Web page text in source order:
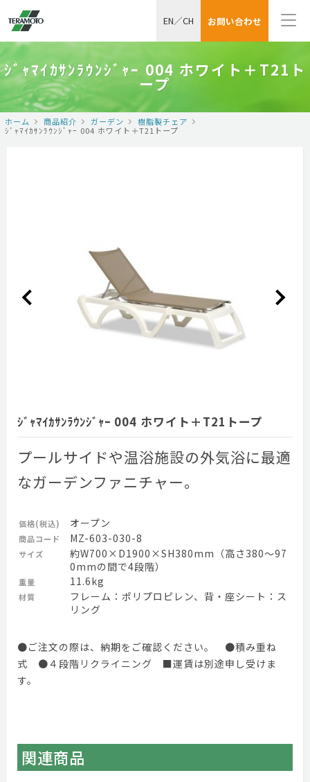
お問い合わせ
EN／CH
ｼﾞｬﾏｲｶｻﾝﾗｳﾝｼﾞｬｰ 004 ホワイト＋T21ト
ープ
ホーム 商品紹介 ガーデン
樹脂製チェア
ｼﾞｬﾏｲｶｻﾝﾗｳﾝｼﾞｬｰ 004 ホワイト＋T21トープ
ｼﾞｬﾏｲｶｻﾝﾗｳﾝｼﾞｬｰ 004 ホワイト＋T21トープ
プールサイドや温浴施設の外気浴に最適
なガーデンファニチャー。
価格(税込) オープン
商品コード MZ-603-030-8
サイズ
約W700×D1900×SH380mm（高さ380～97
0mmの間で4段階）
重量 11.6kg
材質
フレーム：ポリプロピレン、背・座シート：ス
リング
●ご注文の際は、納期をご確認ください。 ●積み重ね
式 ●４段階リクライニング ■運賃は別途申し受けま
す。
関連商品